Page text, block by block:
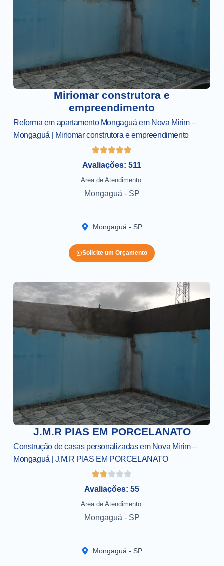
Miriomar construtora e
empreendimento
Reforma em apartamento Mongaguá em Nova Mirim –
Mongaguá | Miriomar construtora e empreendimento
Avaliações: 511
Area de Atendimento:
Mongaguá - SP
Mongaguá - SP
Solicite um Orçamento
J.M.R PIAS EM PORCELANATO
Construção de casas personalizadas em Nova Mirim –
Mongaguá | J.M.R PIAS EM PORCELANATO
Avaliações: 55
Area de Atendimento:
Mongaguá - SP
Mongaguá - SP